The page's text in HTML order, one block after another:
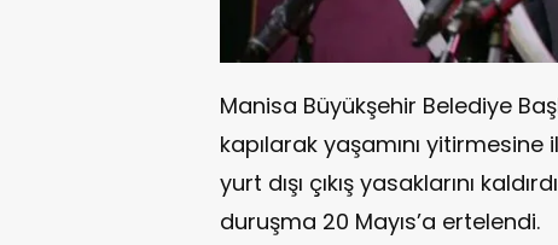
Manisa Büyükşehir Belediye
kapılarak yaşamını
yurt dışı çıkış yasaklarını
duruşma 20 Mayıs’a ertelendi.